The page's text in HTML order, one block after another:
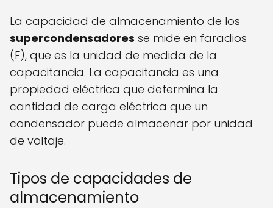
La capacidad de almacenamiento de los
supercondensadores se mide en faradios
(F), que es la unidad de medida de la
capacitancia. La capacitancia es una
propiedad eléctrica que determina la
cantidad de carga eléctrica que un
condensador puede almacenar por unidad
de voltaje.
Tipos de capacidades de
almacenamiento